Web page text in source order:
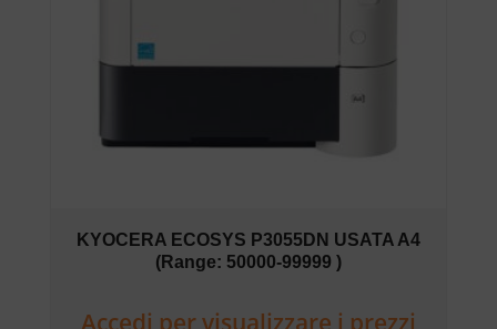
KYOCERA ECOSYS P3055DN USATA A4
(Range: 50000-99999 )
Accedi per visualizzare i prezzi